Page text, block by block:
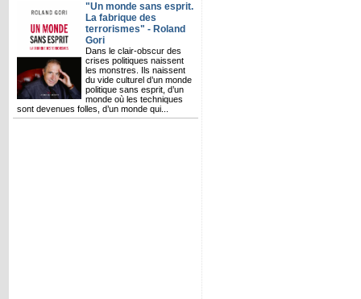
"Un monde sans esprit.
La fabrique des
terrorismes" - Roland
Gori
Dans le clair-obscur des
crises politiques naissent
les monstres. Ils naissent
du vide culturel d’un monde
politique sans esprit, d’un
monde où les techniques
sont devenues folles, d’un monde qui...